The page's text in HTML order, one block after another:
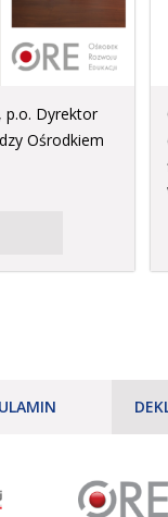
p.o. Dyrektor
Ośrodkiem